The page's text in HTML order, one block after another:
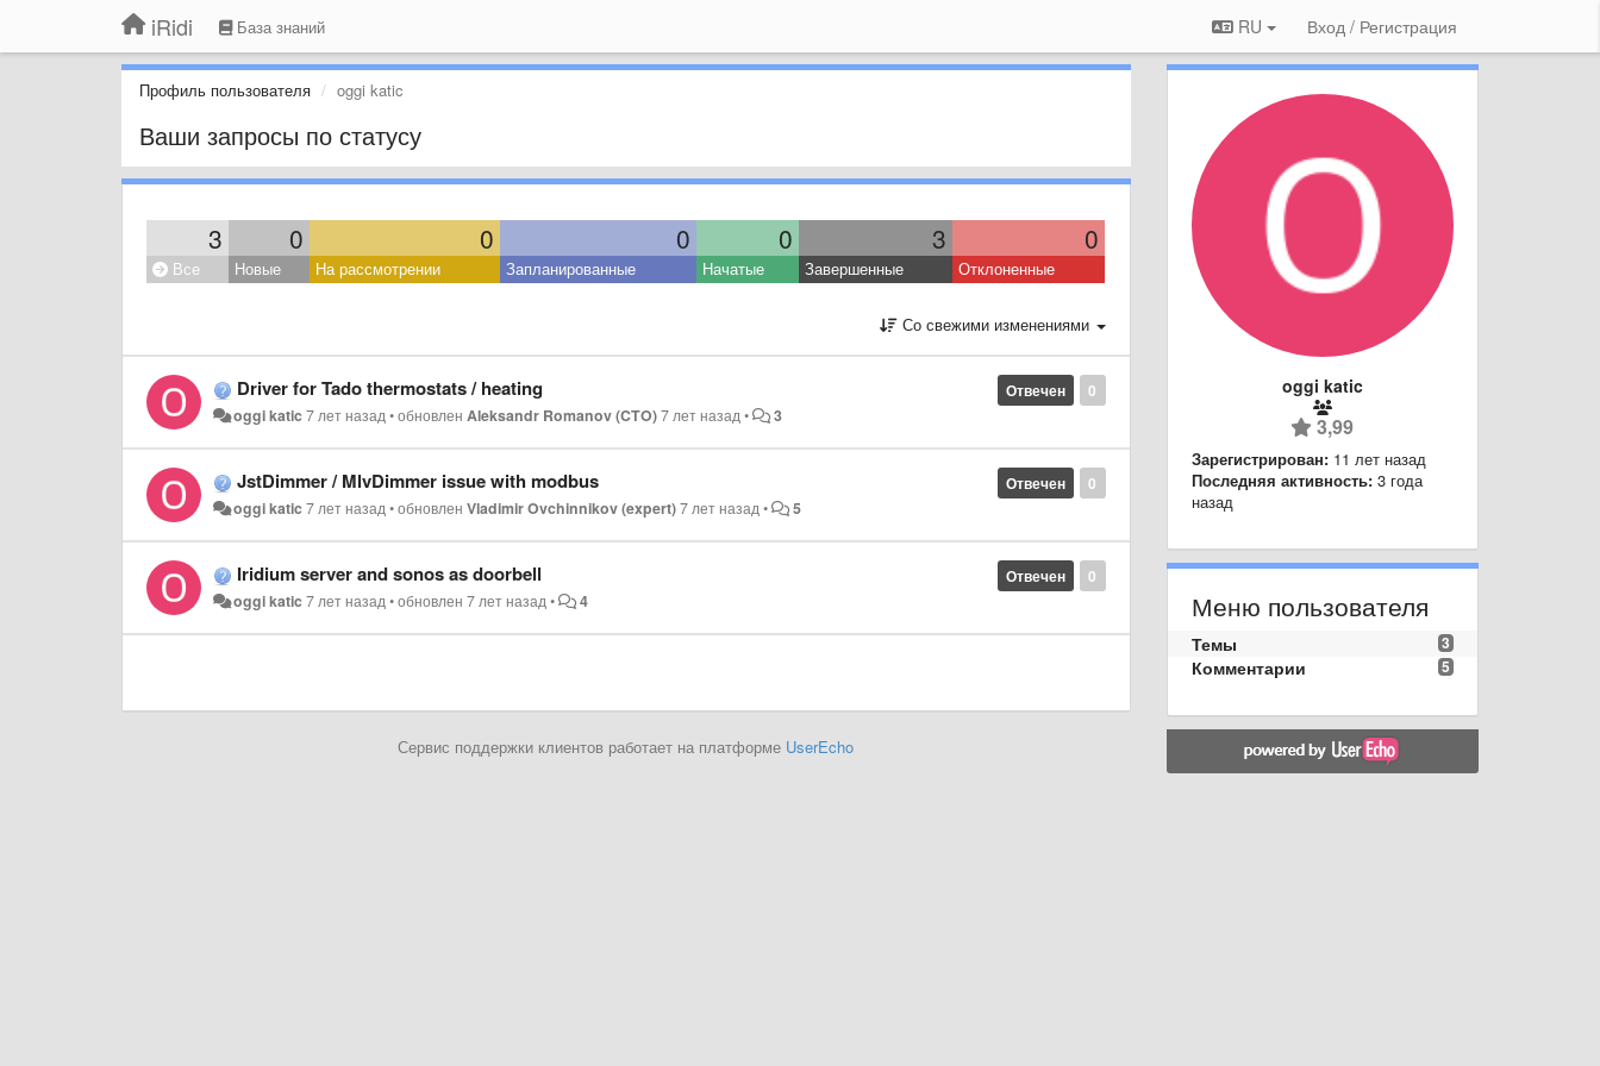
iRidi База знаний RU Вход / Регистрация
Профиль пользователя oggi katic
Ваши запросы по статусу
3 0 0 0 0 3 0
Все Новые На рассмотрении Запланированные Начатые Завершенные Отклоненные
Со свежими изменениями
0
Отвечен
Driver for Tado thermostats / heating
oggi katic7 лет назад•обновленAleksandr Romanov (CTO)7 лет назад• 3
0
Отвечен
JstDimmer / MlvDimmer issue with modbus
oggi katic7 лет назад•обновленVladimir Ovchinnikov (expert)7 лет назад• 5
0
Отвечен
Iridium server and sonos as doorbell
oggi katic7 лет назад•обновлен7 лет назад• 4
Сервис поддержки клиентов работает на платформе UserEcho
oggi katic
3,99
Зарегистрирован: 11 лет назад
Последняя активность: 3 года
назад
Меню пользователя
3
Темы
5
Комментарии